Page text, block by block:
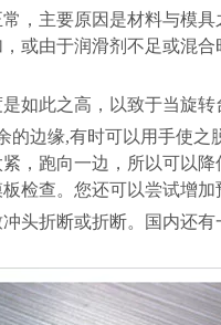
，主要原因是材料与模
或由于润滑剂不足或混
如此之高，以致于当旋
的边缘,有时可以用手使
，跑向一边，所以可以
检查。您还可以尝试增加
头折断或折断。国内还